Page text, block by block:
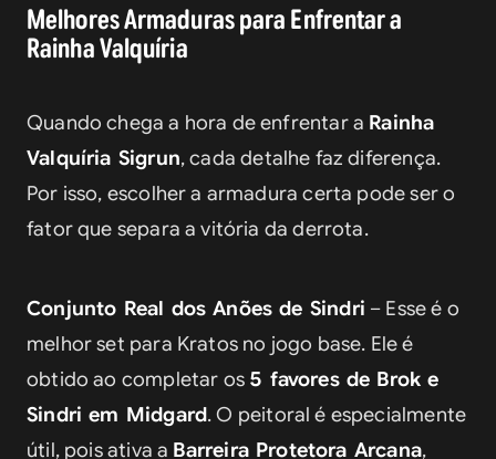
Melhores Armaduras para Enfrentar a
Rainha Valquíria
Quando chega a hora de enfrentar a Rainha
Valquíria Sigrun, cada detalhe faz diferença.
Por isso, escolher a armadura certa pode ser o
fator que separa a vitória da derrota.
Conjunto Real dos Anões de Sindri – Esse é o
melhor set para Kratos no jogo base. Ele é
obtido ao completar os 5 favores de Brok e
Sindri em Midgard. O peitoral é especialmente
útil, pois ativa a Barreira Protetora Arcana,